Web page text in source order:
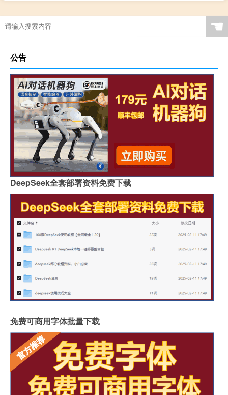
☚
公告
DeepSeek全套部署资料免费下载
免费可商用字体批量下载